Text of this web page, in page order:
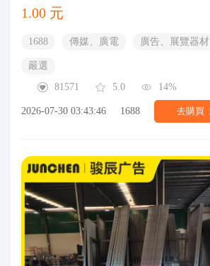
1.00 元
1688 傳媒、廣電 廣告、展覽器材
嚴選
81571
5.0 14%
2026-07-30 03:43:46 1688 去購買